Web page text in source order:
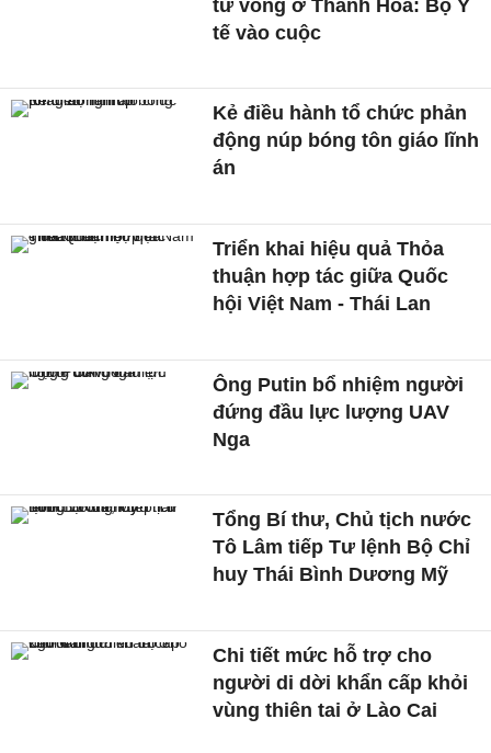
tử vong ở Thanh Hóa: Bộ Y
tế vào cuộc
Kẻ điều hành tổ chức phản
động núp bóng tôn giáo lĩnh
án
Triển khai hiệu quả Thỏa
thuận hợp tác giữa Quốc
hội Việt Nam - Thái Lan
Ông Putin bổ nhiệm người
đứng đầu lực lượng UAV
Nga
Tổng Bí thư, Chủ tịch nước
Tô Lâm tiếp Tư lệnh Bộ Chỉ
huy Thái Bình Dương Mỹ
Chi tiết mức hỗ trợ cho
người di dời khẩn cấp khỏi
vùng thiên tai ở Lào Cai